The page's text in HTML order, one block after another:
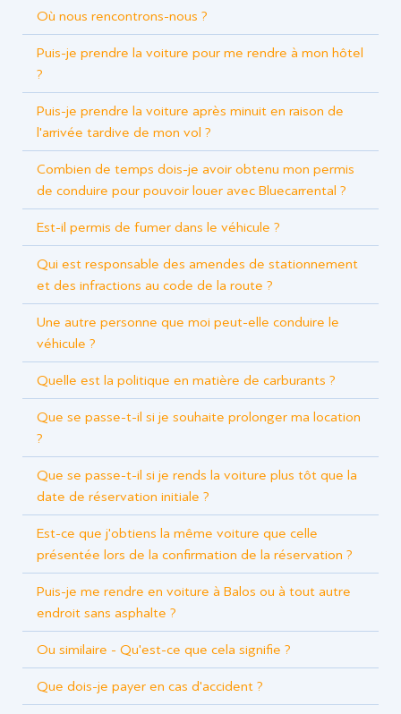
Où nous rencontrons-nous ?
Puis-je prendre la voiture pour me rendre à mon hôtel
?
Puis-je prendre la voiture après minuit en raison de
l'arrivée tardive de mon vol ?
Combien de temps dois-je avoir obtenu mon permis
de conduire pour pouvoir louer avec Bluecarrental ?
Est-il permis de fumer dans le véhicule ?
Qui est responsable des amendes de stationnement
et des infractions au code de la route ?
Une autre personne que moi peut-elle conduire le
véhicule ?
Quelle est la politique en matière de carburants ?
Que se passe-t-il si je souhaite prolonger ma location
?
Que se passe-t-il si je rends la voiture plus tôt que la
date de réservation initiale ?
Est-ce que j'obtiens la même voiture que celle
présentée lors de la confirmation de la réservation ?
Puis-je me rendre en voiture à Balos ou à tout autre
endroit sans asphalte ?
Ou similaire - Qu'est-ce que cela signifie ?
Que dois-je payer en cas d'accident ?